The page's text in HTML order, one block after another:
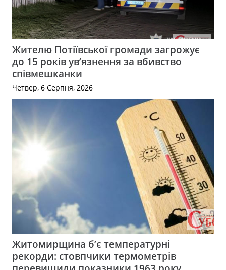
Жителю Потіївської громади загрожує
до 15 років ув’язнення за вбивство
співмешканки
Четвер, 6 Серпня, 2026
Житомирщина б’є температурні
рекорди: стовпчики термометрів